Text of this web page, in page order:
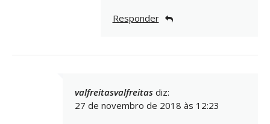
Responder
valfreitasvalfreitas diz:
27 de novembro de 2018 às 12:23